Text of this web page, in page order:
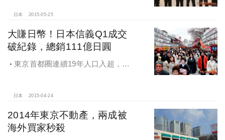
日本 2015-05-25
大賺日幣！日本信義Q1成交
破紀錄，總銷111億日圓
東京首都圈連續19年人口入超，住
日本 2015-04-24
2014年東京不動產，兩成被
海外買家秒殺